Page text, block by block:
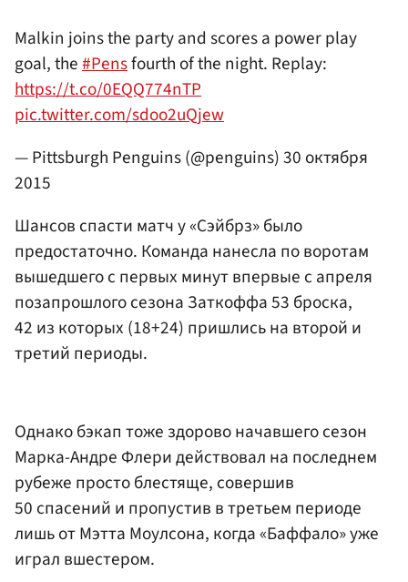
Malkin joins the party and scores a power play
goal, the#Pensfourth of the night. Replay:
https://t.co/0EQQ774nTP
pic.twitter.com/sdoo2uQjew
— Pittsburgh Penguins (@penguins)30 октября
2015
Шансов спасти матч у «Сэйбрз» было
предостаточно. Команда нанесла по воротам
вышедшего с первых минут впервые с апреля
позапрошлого сезона Заткоффа 53 броска,
42 из которых (18+24) пришлись на второй и
третий периоды.
Однако бэкап тоже здорово начавшего сезон
Марка-Андре Флери действовал на последнем
рубеже просто блестяще, совершив
50 спасений и пропустив в третьем периоде
лишь от Мэтта Моулсона, когда «Баффало» уже
играл вшестером.